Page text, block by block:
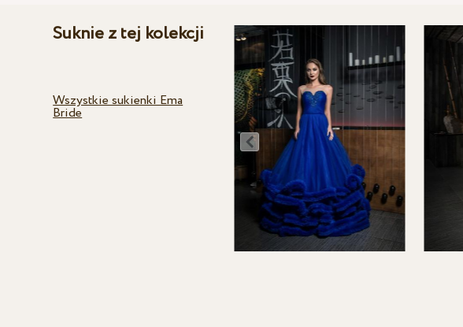
Suknie z tej kolekcji
Wszystkie sukienki Ema
Bride